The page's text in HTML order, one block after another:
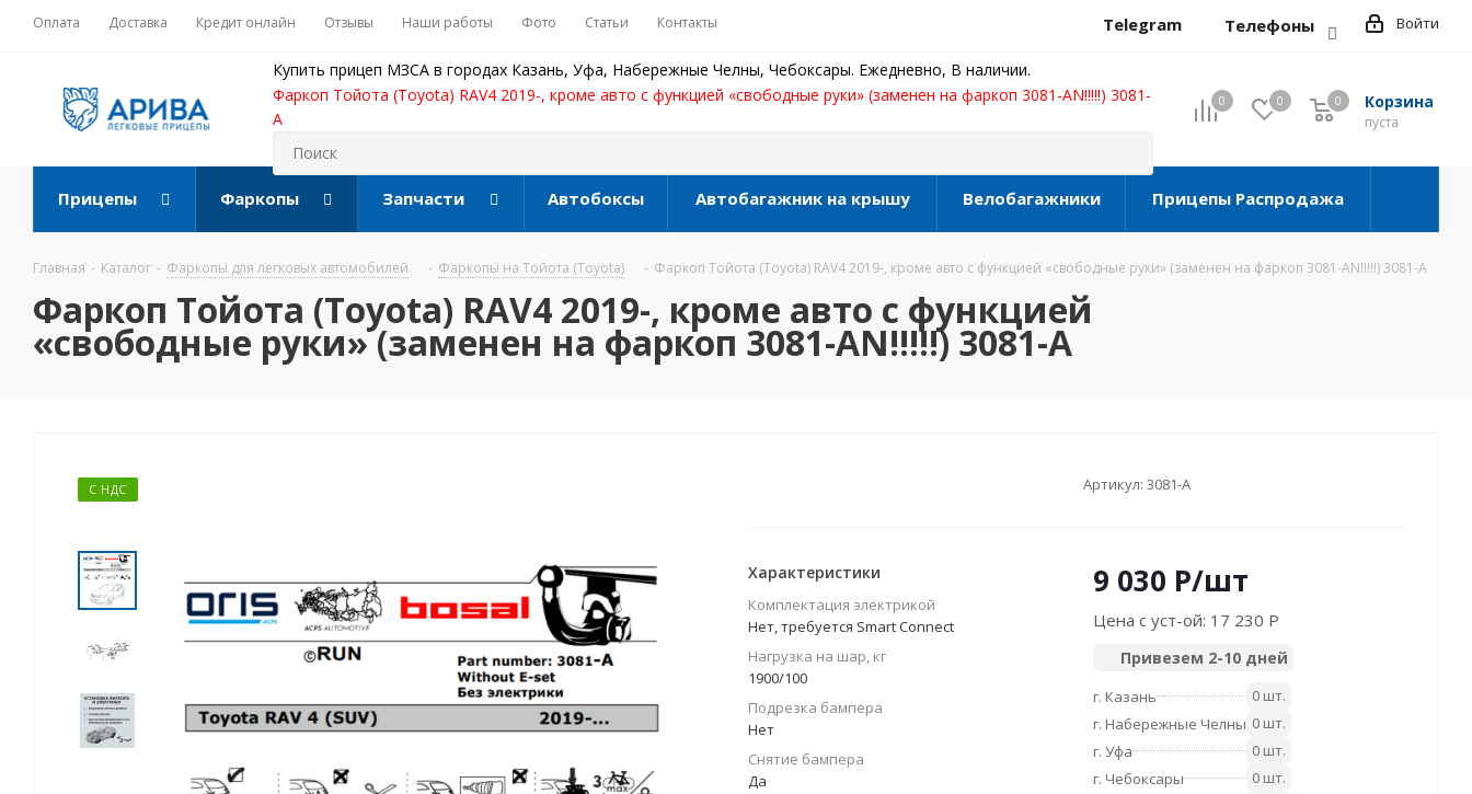
Оплата Доставка Кредит онлайн Отзывы Наши работы Фото Статьи Контакты Войти
Telegram Телефоны
Купить прицеп МЗСА в городах Казань, Уфа, Набережные Челны, Чебоксары. Ежедневно, В наличии.
Фаркоп Тойота (Toyota) RAV4 2019-, кроме авто с функцией «свободные руки» (заменен на фаркоп 3081-AN!!!!!) 3081-
A
0 0 Корзина
0
пуста
0
Прицепы Фаркопы Запчасти Автобоксы Автобагажник на крышу Велобагажники Прицепы Распродажа
Главная - Каталог - Фаркопы для легковых автомобилей - Фаркопы на Тойота (Toyota) - Фаркоп Тойота (Toyota) RAV4 2019-, кроме авто с функцией «свободные руки» (заменен на фаркоп 3081-AN!!!!!) 3081-A
Фаркоп Тойота (Toyota) RAV4 2019-, кроме авто с функцией
«свободные руки» (заменен на фаркоп 3081-AN!!!!!) 3081-A
С НДС Артикул: 3081-A
Характеристики
Комплектация электрикой
Нет, требуется Smart Connect
Нагрузка на шар, кг
1900/100
Подрезка бампера
Нет
Снятие бампера
Да
9 030 P/шт
Цена с уст-ой: 17 230 P
Привезем 2-10 дней
г. Казань
0 шт.
г. Набережные Челны 0 шт.
г. Уфа
0 шт.
г. Чебоксары
0 шт.